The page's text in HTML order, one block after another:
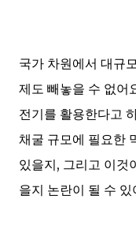
국가 차원에서 대규
제도 빼놓을 수 없어
전기를 활용한다고
채굴 규모에 필요한
있을지, 그리고 이것
을지 논란이 될 수 있